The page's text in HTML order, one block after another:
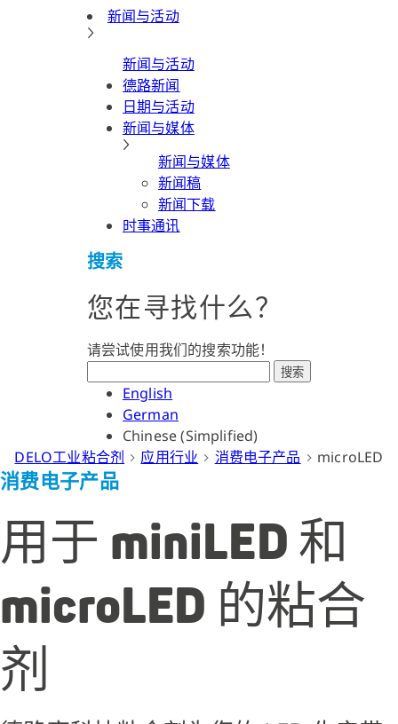
新闻与活动
新闻与活动
德路新闻
日期与活动
新闻与媒体
新闻与媒体
新闻稿
新闻下载
时事通讯
搜索
您在寻找什么？
请尝试使用我们的搜索功能！
搜索
English
German
Chinese (Simplified)
DELO工业粘合剂
应用行业 消费电子产品 microLED
消费电子产品
用于 miniLED 和
microLED 的粘合
剂